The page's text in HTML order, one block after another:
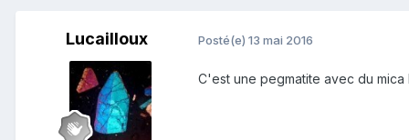
Lucailloux Posté(e) 13 mai 2016
C'est une pegmatite avec du